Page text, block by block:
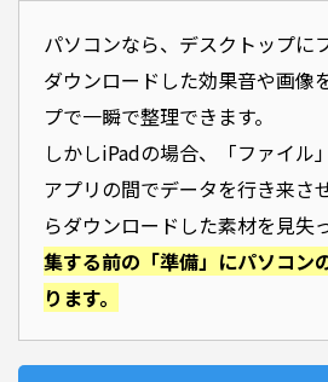
パソコンなら、デスクトップに
ダウンロードした効果音や画像
プで一瞬で整理できます。
しかしiPadの場合、「ファイル
アプリの間でデータを行き来さ
らダウンロードした素材を見失
集する前の「準備」にパソコン
ります。